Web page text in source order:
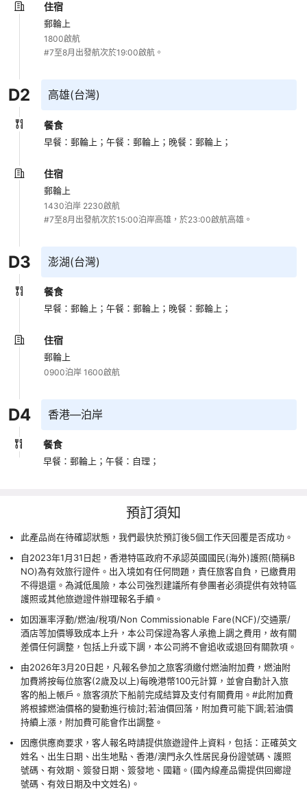
住宿
郵輪上
1800啟航
#7至8月出發航次於19:00啟航。
D2 高雄(台灣)
餐食
早餐：郵輪上；午餐：郵輪上； 晚餐：郵輪上；
住宿
郵輪上
1430泊岸 2230啟航
#7至8月出發航次於15:00泊岸高雄，於23:00啟航高雄。
D3 澎湖(台灣)
餐食
早餐：郵輪上；午餐：郵輪上； 晚餐：郵輪上；
住宿
郵輪上
0900泊岸 1600啟航
D4 香港—泊岸
餐食
早餐：郵輪上；午餐：自理；
預訂須知
此產品尚在待確認狀態，我們最快於預訂後5個工作天回覆是否成功。
自2023年1月31日起，香港特區政府不承認英國國民(海外)護照(簡稱B
NO)為有效旅行證件。出入境如有任何問題，責任旅客自負，已繳費用
不得退還。為減低風險，本公司強烈建議所有參團者必須提供有效特區
護照或其他旅遊證件辦理報名手續。
如因滙率浮動/燃油/稅項/Non Commissionable Fare(NCF)/交通票/
酒店等加價導致成本上升，本公司保證為客人承擔上調之費用，故有關
差價任何調整，包括上升或下調，本公司將不會追收或退回有關款項。
由2026年3月20日起，凡報名參加之旅客須繳付燃油附加費，燃油附
加費將按每位旅客(2歲及以上)每晚港幣100元計算，並會自動計入旅
客的船上帳戶。旅客須於下船前完成結算及支付有關費用。#此附加費
將根據燃油價格的變動進行檢討;若油價回落，附加費可能下調;若油價
持續上漲，附加費可能會作出調整。
因應供應商要求，客人報名時請提供旅遊證件上資料，包括：正確英文
姓名、出生日期、出生地點、香港/澳門永久性居民身份證號碼、護照
號碼、有效期、簽發日期、簽發地、國籍。(國內線產品需提供回鄉證
號碼、有效日期及中文姓名)。